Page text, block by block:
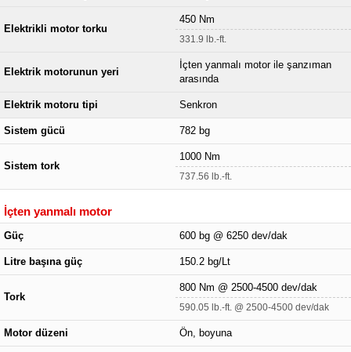
Elektrikli motor torku
450 Nm
331.9 lb.-ft.
Elektrik motorunun yeri
İçten yanmalı motor ile şanzıman
arasında
Elektrik motoru tipi Senkron
Sistem gücü 782 bg
Sistem tork
1000 Nm
737.56 lb.-ft.
İçten yanmalı motor
Güç 600 bg @ 6250 dev/dak
Litre başına güç 150.2 bg/Lt
Tork
800 Nm @ 2500-4500 dev/dak
590.05 lb.-ft. @ 2500-4500 dev/dak
Motor düzeni Ön, boyuna